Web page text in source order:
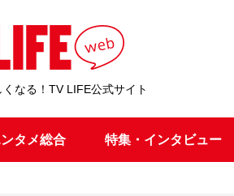
なる！TV LIFE公式サイト
タメ総合 特集・インタビュー